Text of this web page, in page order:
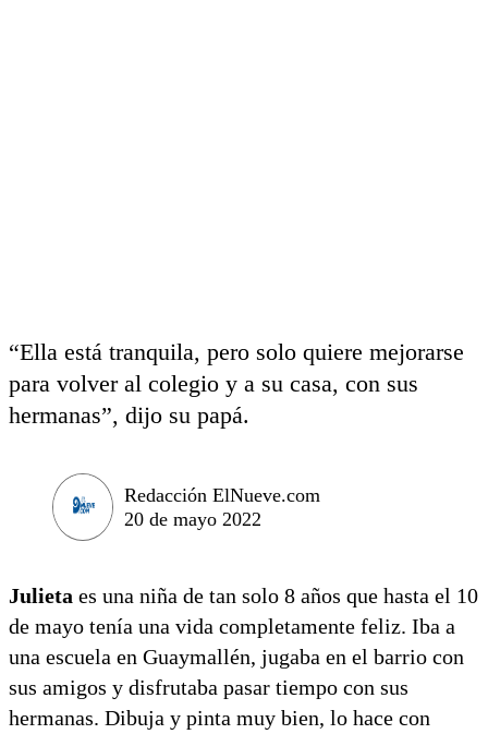
“Ella está tranquila, pero solo quiere mejorarse
para volver al colegio y a su casa, con sus
hermanas”, dijo su papá.
Redacción ElNueve.com
20 de mayo 2022
Julieta es una niña de tan solo 8 años que hasta el 10
de mayo tenía una vida completamente feliz. Iba a
una escuela en Guaymallén, jugaba en el barrio con
sus amigos y disfrutaba pasar tiempo con sus
hermanas. Dibuja y pinta muy bien, lo hace con